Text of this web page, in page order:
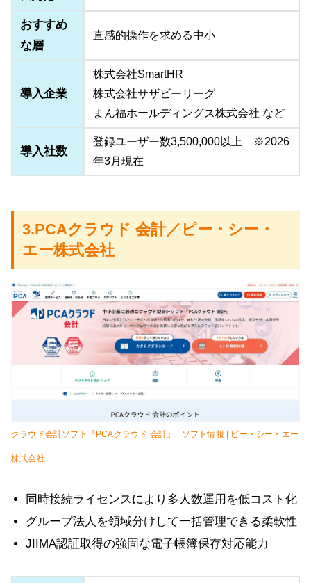
おすすめ
な層
直感的操作を求める中小
導入企業
株式会社SmartHR
株式会社サザビーリーグ
まん福ホールディングス株式会社 など
導入社数
登録ユーザー数3,500,000以上 ※2026
年3月現在
3.PCAクラウド 会計／ピー・シー・
エー株式会社
クラウド会計ソフト『PCAクラウド 会計』 | ソフト情報 | ピー・シー・エー
株式会社
同時接続ライセンスにより多人数運用を低コスト化
グループ法人を領域分けして一括管理できる柔軟性
JIIMA認証取得の強固な電子帳簿保存対応能力